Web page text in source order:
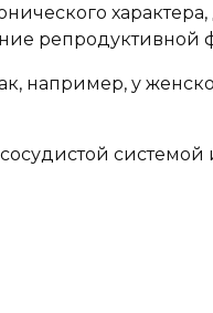
репродуктивной
например, у
системой